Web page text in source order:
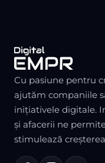
Cu pasiune pentru
ajutăm companiile
inițiativele digitale.
și afacerii ne
stimulează